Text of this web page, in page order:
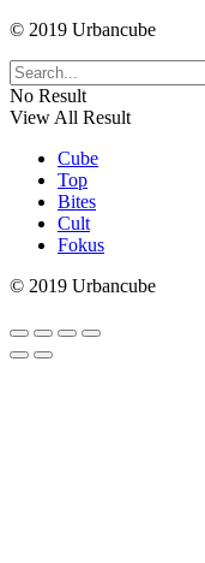
© 2019 Urbancube
No Result
View All Result
Cube
Top
Bites
Cult
Fokus
© 2019 Urbancube